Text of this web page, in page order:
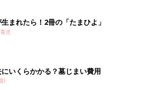
まれたら！2冊の「たまひよ」
児
いくらかかる？墓じまい費用
)